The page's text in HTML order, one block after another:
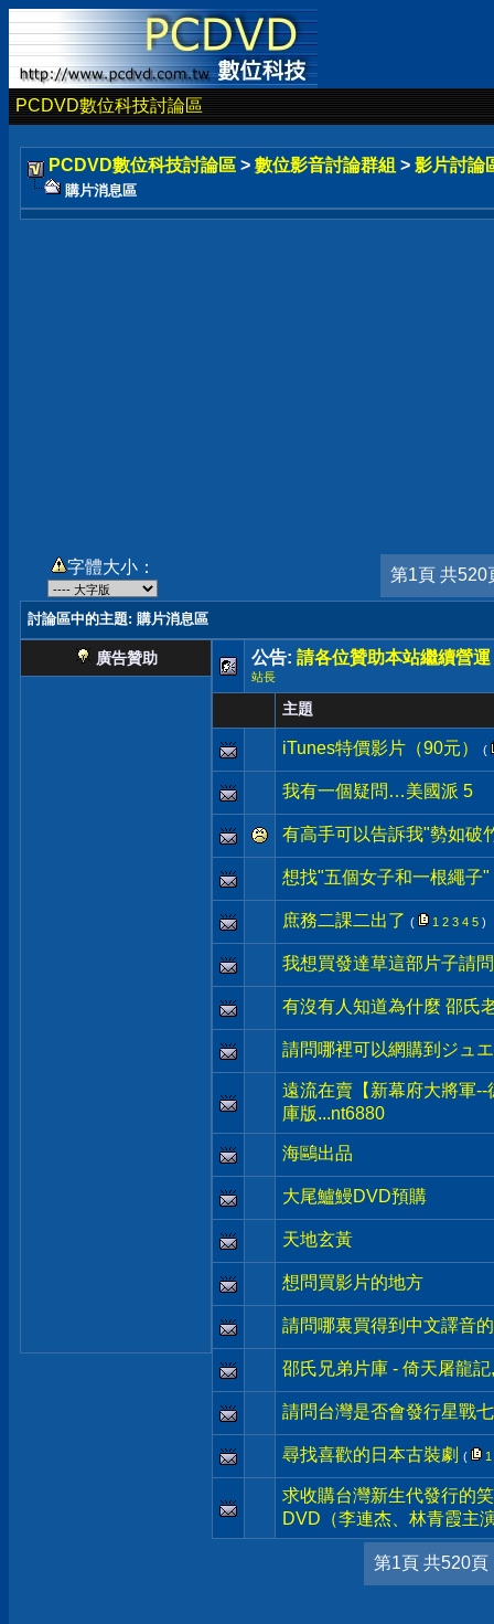
PCDVD數位科技討論區
PCDVD數位科技討論區 > 數位影音討論群組 > 影片討論
購片消息區
字體大小： 第1頁 共520
討論區中的主題: 購片消息區
廣告贊助 公告: 請各位贊助本站繼續營運
站長
主題
iTunes特價影片（90元） (
我有一個疑問…美國派 5
有高手可以告訴我"勢如破
想找"五個女子和一根繩子"
庶務二課二出了 ( 1 2 3 4 5 )
我想買發達草這部片子請
有沒有人知道為什麼 邵氏
請問哪裡可以網購到ジュ
遠流在賣【新幕府大將軍
庫版...nt6880
海鷗出品
大尾鱸鰻DVD預購
天地玄黃
想問買影片的地方
請問哪裏買得到中文譯音
邵氏兄弟片庫 - 倚天屠龍
請問台灣是否會發行星戰
尋找喜歡的日本古裝劇 ( 1
求收購台灣新生代發行的
DVD（李連杰、林青霞主
第1頁 共520頁